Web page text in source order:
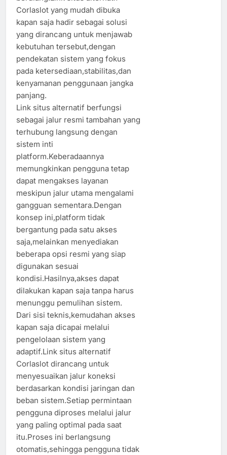
Corlaslot yang mudah dibuka
kapan saja hadir sebagai solusi
yang dirancang untuk menjawab
kebutuhan tersebut,dengan
pendekatan sistem yang fokus
pada ketersediaan,stabilitas,dan
kenyamanan penggunaan jangka
panjang.
Link situs alternatif berfungsi
sebagai jalur resmi tambahan yang
terhubung langsung dengan
sistem inti
platform.Keberadaannya
memungkinkan pengguna tetap
dapat mengakses layanan
meskipun jalur utama mengalami
gangguan sementara.Dengan
konsep ini,platform tidak
bergantung pada satu akses
saja,melainkan menyediakan
beberapa opsi resmi yang siap
digunakan sesuai
kondisi.Hasilnya,akses dapat
dilakukan kapan saja tanpa harus
menunggu pemulihan sistem.
Dari sisi teknis,kemudahan akses
kapan saja dicapai melalui
pengelolaan sistem yang
adaptif.Link situs alternatif
Corlaslot dirancang untuk
menyesuaikan jalur koneksi
berdasarkan kondisi jaringan dan
beban sistem.Setiap permintaan
pengguna diproses melalui jalur
yang paling optimal pada saat
itu.Proses ini berlangsung
otomatis,sehingga pengguna tidak